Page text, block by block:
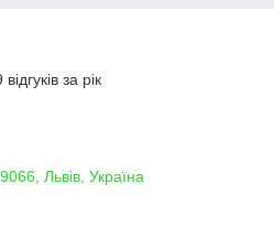
за рік
Львів, Україна